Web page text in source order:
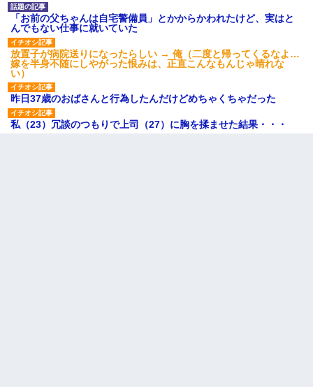
「お前の父ちゃんは自宅警備員」とかからかわれたけど、実はと
んでもない仕事に就いていた
放置子が病院送りになったらしい → 俺（二度と帰ってくるなよ…
嫁を半身不随にしやがった恨みは、正直こんなもんじゃ晴れな
い）
昨日37歳のおばさんと行為したんだけどめちゃくちゃだった
私（23）冗談のつもりで上司（27）に胸を揉ませた結果・・・